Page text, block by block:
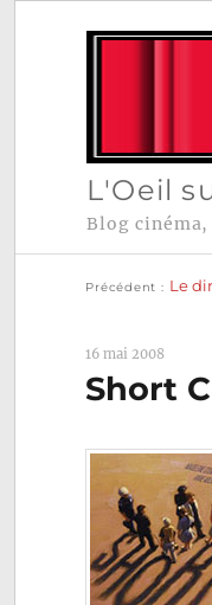
L'Oeil
Blog
l’article
Précédent Le
16 mai 2008
Short